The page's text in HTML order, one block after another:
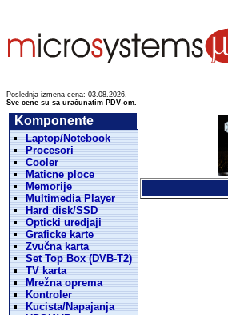
Poslednja izmena cena: 03.08.2026.
Sve cene su sa uračunatim PDV-om.
Komponente
Laptop/Notebook
Procesori
Cooler
Maticne ploce
Memorije
Multimedia Player
Hard disk/SSD
Opticki uredjaji
Graficke karte
Zvučna karta
Set Top Box (DVB-T2)
TV karta
Mrežna oprema
Kontroler
Kucista/Napajanja